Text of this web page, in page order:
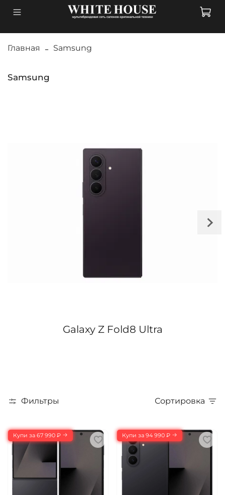
Главная Samsung
Samsung
Galaxy Z Fold8 Ultra
Фильтры Сортировка
Купи за 67 990 ₽ Купи за 94 990 ₽